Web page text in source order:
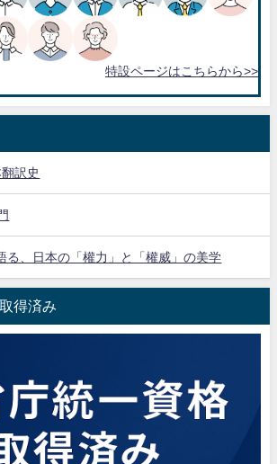
特設ページはこちらから>>
訳史
る、日本の「權力」と「權威」の美学
得済み